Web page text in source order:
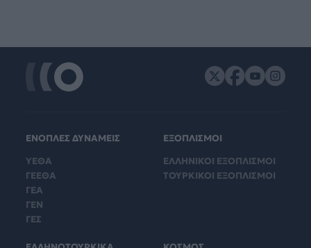
ΕΝΟΠΛΕΣ ΔΥΝΑΜΕΙΣ
ΥΕΘΑ
ΓΕΕΘΑ
ΓΕΑ
ΓΕΝ
ΓΕΣ
ΕΞΟΠΛΙΣΜΟΙ
ΕΛΛΗΝΙΚΟΙ ΕΞΟΠΛΙΣΜΟΙ
ΤΟΥΡΚΙΚΟΙ ΕΞΟΠΛΙΣΜΟΙ